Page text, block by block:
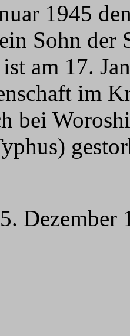
1945
Sohn der
am 17.
im
bei
Dezember